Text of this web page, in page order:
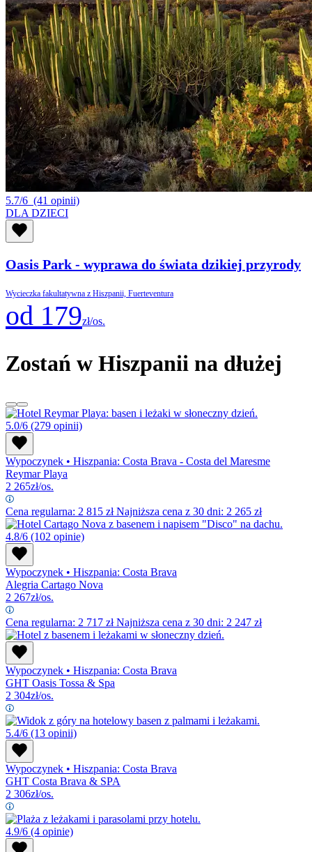
5.7/6 (41 opinii)
DLA DZIECI
Oasis Park - wyprawa do świata dzikiej przyrody
Wycieczka fakultatywna z Hiszpanii, Fuerteventura
od 179zł/os.
Zostań w Hiszpanii na dłużej
5.0/6 (279 opinii)
Wypoczynek • Hiszpania: Costa Brava - Costa del Maresme
Reymar Playa
2 265zł/os.
Cena regularna: 2 815 złNajniższa cena z 30 dni: 2 265 zł
4.8/6 (102 opinie)
Wypoczynek • Hiszpania: Costa Brava
Alegria Cartago Nova
2 267zł/os.
Cena regularna: 2 717 złNajniższa cena z 30 dni: 2 247 zł
Wypoczynek • Hiszpania: Costa Brava
GHT Oasis Tossa & Spa
2 304zł/os.
5.4/6 (13 opinii)
Wypoczynek • Hiszpania: Costa Brava
GHT Costa Brava & SPA
2 306zł/os.
4.9/6 (4 opinie)